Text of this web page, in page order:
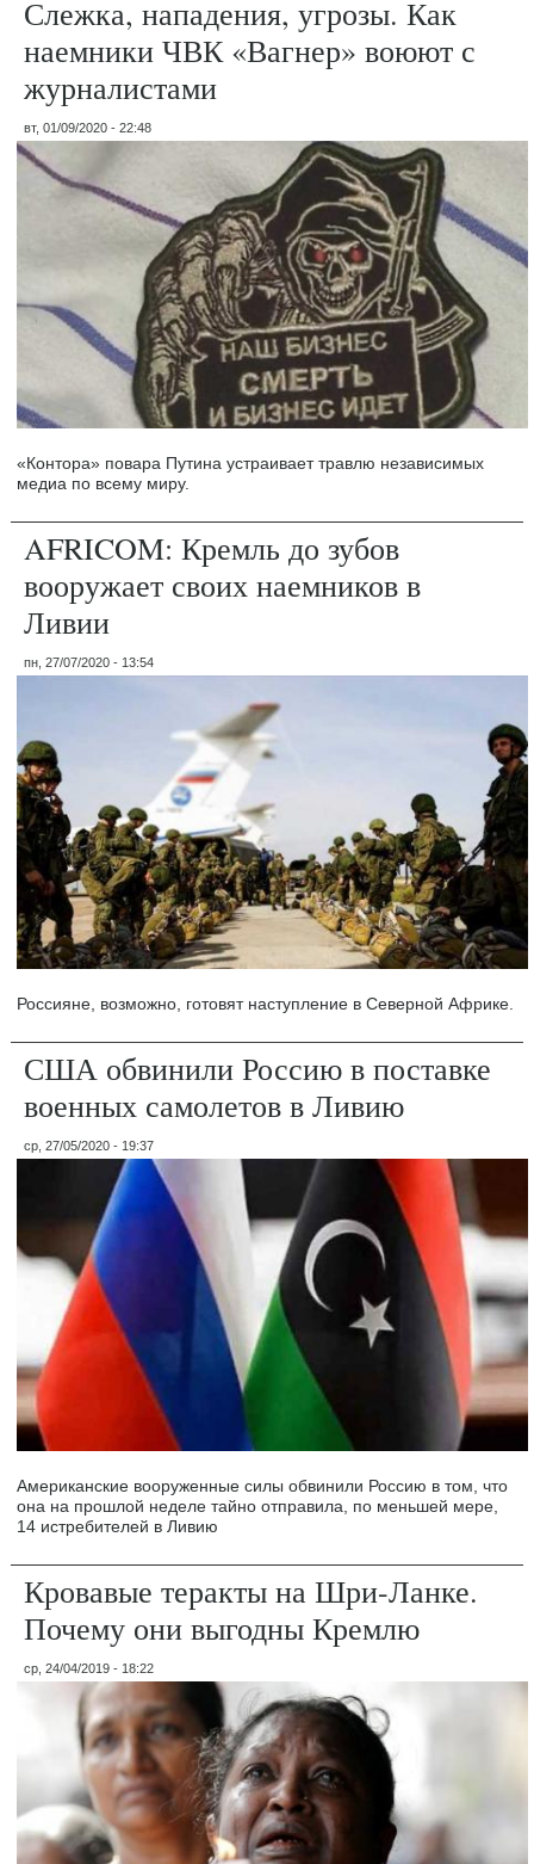
Слежка, нападения, угрозы. Как
наемники ЧВК «Вагнер» воюют с
журналистами
вт, 01/09/2020 - 22:48
«Контора» повара Путина устраивает травлю независимых
медиа по всему миру.
AFRICOM: Кремль до зубов
вооружает своих наемников в
Ливии
пн, 27/07/2020 - 13:54
Россияне, возможно, готовят наступление в Северной Африке.
США обвинили Россию в поставке
военных самолетов в Ливию
ср, 27/05/2020 - 19:37
Американские вооруженные силы обвинили Россию в том, что
она на прошлой неделе тайно отправила, по меньшей мере,
14 истребителей в Ливию
Кровавые теракты на Шри-Ланке.
Почему они выгодны Кремлю
ср, 24/04/2019 - 18:22